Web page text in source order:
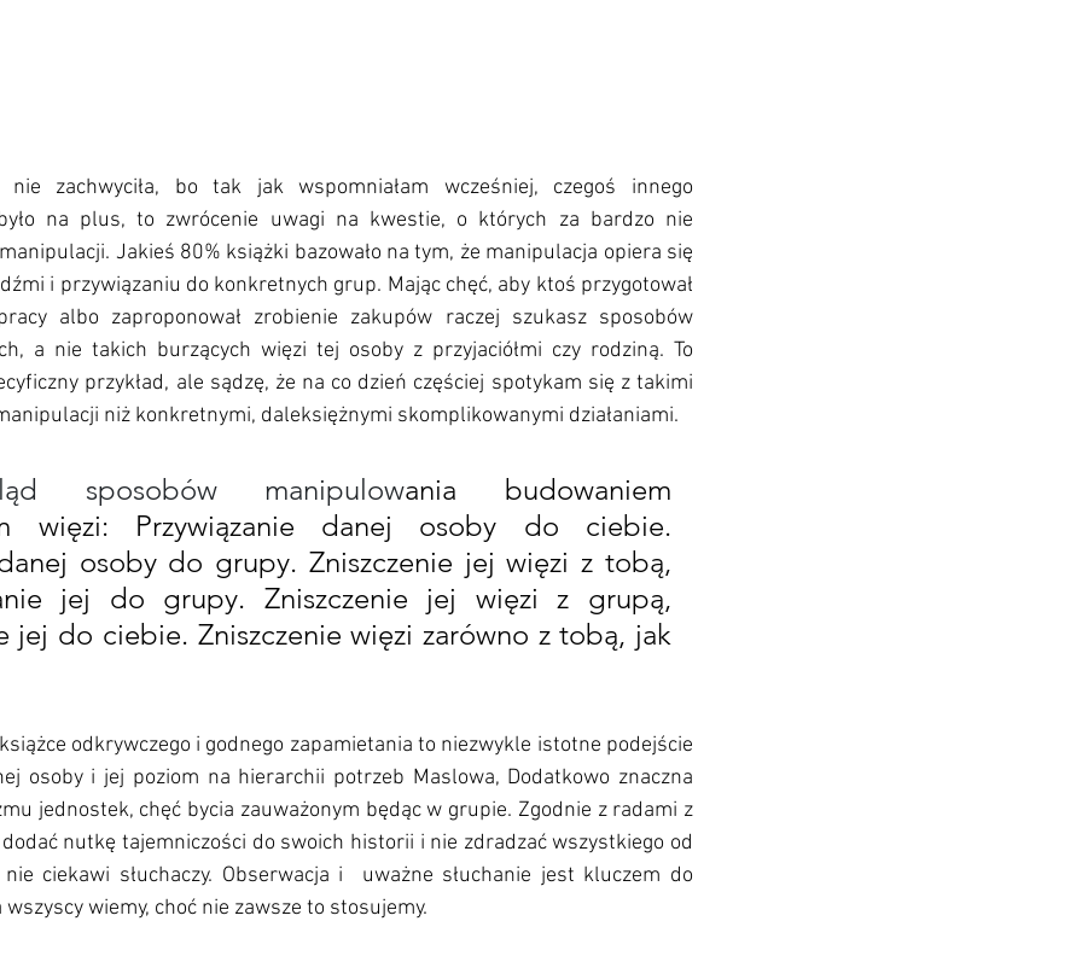
zachwyciła, bo tak jak wspomniałam wcześniej, czegoś innego
było na plus, to zwrócenie uwagi na kwestie, o których za bardzo nie
Jakieś 80% książki bazowało na tym, że manipulacja opiera się
i przywiązaniu do konkretnych grup. Mając chęć, aby ktoś przygotował
albo zaproponował zrobienie zakupów raczej szukasz sposobów
a nie takich burzących więzi tej osoby z przyjaciółmi czy rodziną. To
przykład, ale sądzę, że na co dzień częściej spotykam się z takimi
niż konkretnymi, daleksiężnymi skomplikowanymi działaniami.
sposobów manipulowania budowaniem
więzi: Przywiązanie danej osoby do ciebie.
osoby do grupy. Zniszczenie jej więzi z tobą,
jej do grupy. Zniszczenie jej więzi z grupą,
jej do ciebie. Zniszczenie więzi zarówno z tobą, jak
odkrywczego i godnego zapamietania to niezwykle istotne podejście
osoby i jej poziom na hierarchii potrzeb Maslowa, Dodatkowo znaczna
jednostek, chęć bycia zauważonym będąc w grupie. Zgodnie z radami z
nutkę tajemniczości do swoich historii i nie zdradzać wszystkiego od
ciekawi słuchaczy. Obserwacja i  uważne słuchanie jest kluczem do
wiemy, choć nie zawsze to stosujemy.